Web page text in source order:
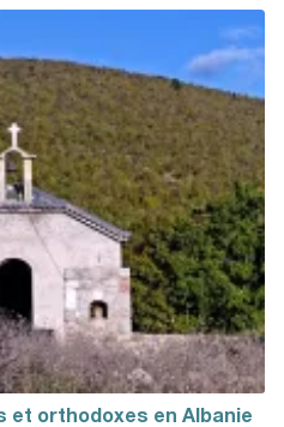
et orthodoxes en Albanie